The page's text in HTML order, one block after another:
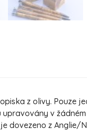
z olivy. Pouze
upravovány v
dovezeno z Anglie/